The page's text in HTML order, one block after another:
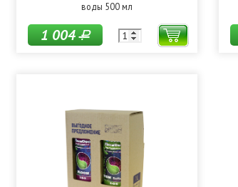
воды 500 мл
1 004Р